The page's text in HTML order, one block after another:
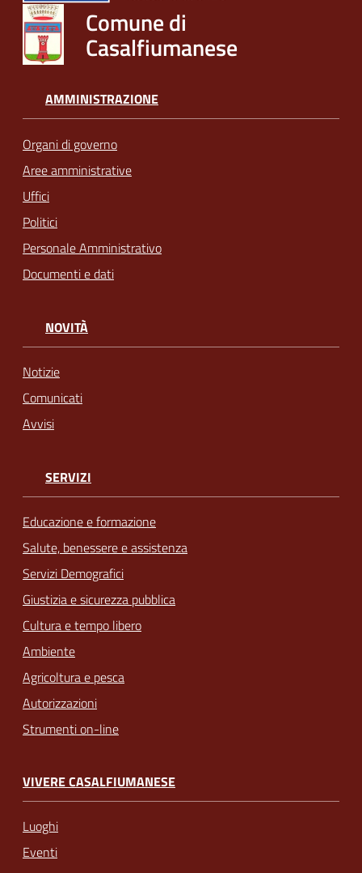
Comune di
Casalfiumanese
AMMINISTRAZIONE
Organi di governo
Aree amministrative
Uffici
Politici
Personale Amministrativo
Documenti e dati
NOVITÀ
Notizie
Comunicati
Avvisi
SERVIZI
Educazione e formazione
Salute, benessere e assistenza
Servizi Demografici
Giustizia e sicurezza pubblica
Cultura e tempo libero
Ambiente
Agricoltura e pesca
Autorizzazioni
Strumenti on-line
VIVERE CASALFIUMANESE
Luoghi
Eventi